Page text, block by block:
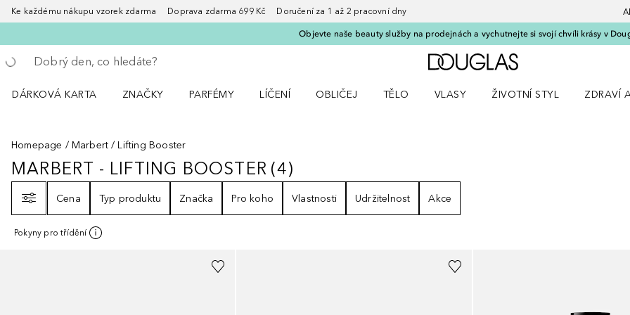
Ke každému nákupu vzorek zdarma Doprava zdarma 699 Kč Doručení za 1 až 2 pracovní dny
Objevte naše beauty služby na prodejnách a vychutnejte si svojí chvíli krásy v
Vraťte se
Proveďte vyhledávání
Domů
DÁRKOVÁ KARTA
ZNAČKY
PARFÉMY
LÍČENÍ
OBLIČEJ
TĚLO
VLASY
ŽIVOTNÍ STYL
ZDRAVÍ
Homepage Marbert Lifting Booster
MARBERT - LIFTING BOOSTER4
MARBERT - LIFTING BOOSTER (4)
Cena
Typ produktu Značka Pro koho Vlastnosti Udržitelnost Akce
Pokyny pro třídění